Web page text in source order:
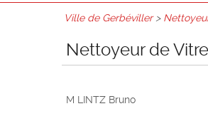
Ville de Gerbéviller>
Nettoyeur de
M LINTZ Bruno